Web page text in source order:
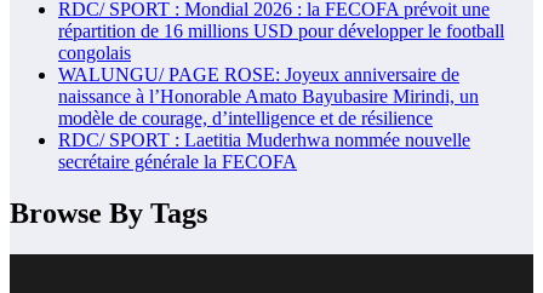
RDC/ SPORT : Mondial 2026 : la FECOFA prévoit une
répartition de 16 millions USD pour développer le football
congolais
WALUNGU/ PAGE ROSE: Joyeux anniversaire de
naissance à l’Honorable Amato Bayubasire Mirindi, un
modèle de courage, d’intelligence et de résilience
RDC/ SPORT : Laetitia Muderhwa nommée nouvelle
secrétaire générale la FECOFA
Browse By Tags